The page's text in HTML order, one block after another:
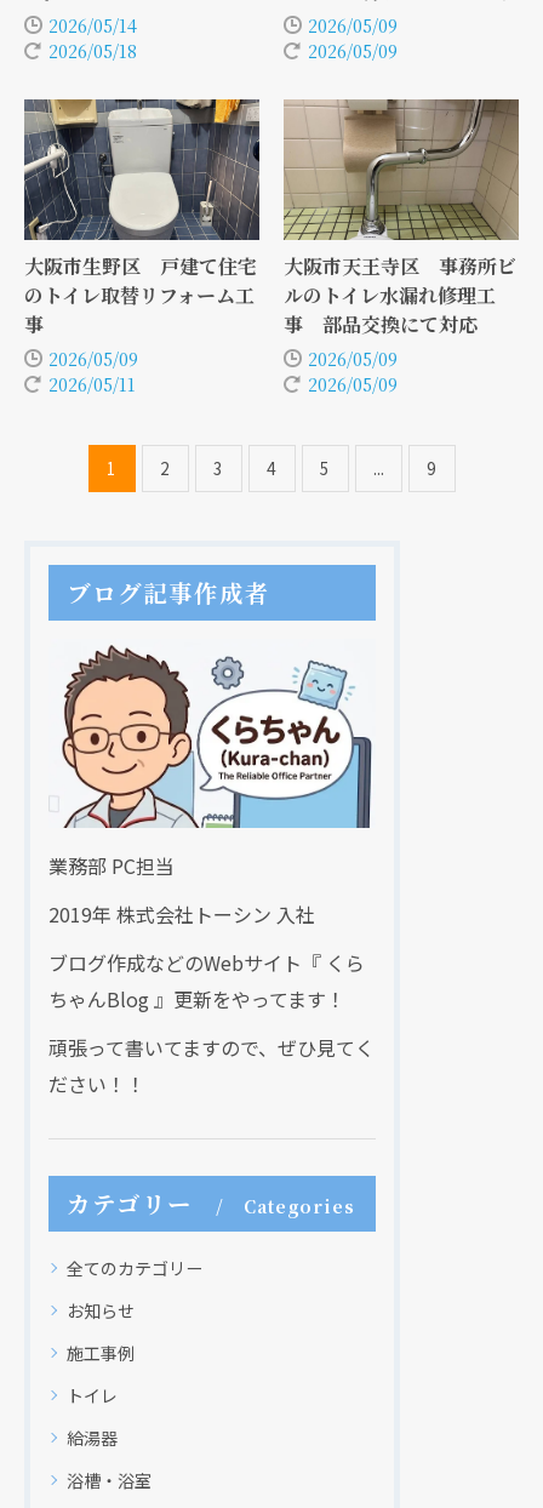
2026/05/14
2026/05/18
2026/05/09
2026/05/09
大阪市生野区 戸建て住宅
のトイレ取替リフォーム工
事
2026/05/09
2026/05/11
大阪市天王寺区 事務所ビ
ルのトイレ水漏れ修理工
事 部品交換にて対応
2026/05/09
2026/05/09
1 2 3 4 5 ... 9
ブログ記事作成者
業務部 PC担当
2019年 株式会社トーシン 入社
ブログ作成などのWebサイト『 くら
ちゃんBlog 』更新をやってます！
頑張って書いてますので、ぜひ見てく
ださい！！
カテゴリー Categories
全てのカテゴリー
お知らせ
施工事例
トイレ
給湯器
浴槽・浴室